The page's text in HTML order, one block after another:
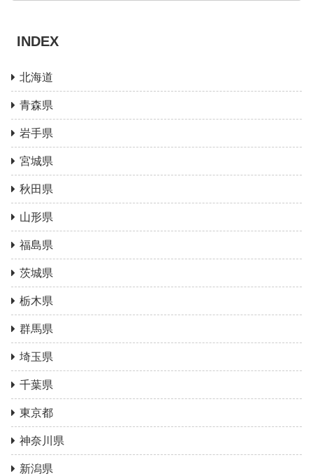
INDEX
北海道
青森県
岩手県
宮城県
秋田県
山形県
福島県
茨城県
栃木県
群馬県
埼玉県
千葉県
東京都
神奈川県
新潟県